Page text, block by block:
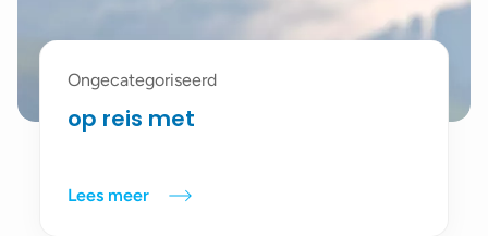
Ongecategoriseerd
op reis met
Lees meer